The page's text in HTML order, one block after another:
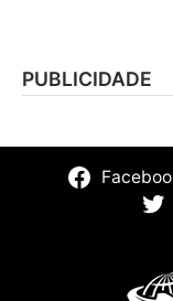
PUBLICIDADE